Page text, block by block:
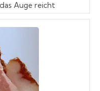
Auge reicht